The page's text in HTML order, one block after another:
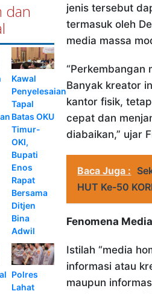
dan
Kawal
Penyelesaian
Tapal
Batas OKU
Timur-
OKI,
Bupati
Enos
Rapat
Bersama
Ditjen
Bina
Adwil
Polres
Lahat
jenis tersebut
termasuk oleh
media massa
“Perkembangan
Banyak kreator
kantor fisik,
cepat dan
diabaikan,” ujar
Baca Juga :
HUT Ke-50
Fenomena
Istilah “media
informasi atau
maupun